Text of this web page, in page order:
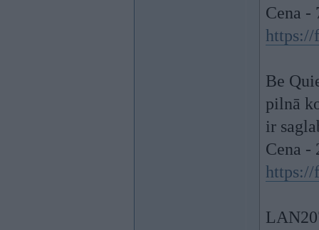
Cena -
https://
Be
pilnā
ir
Cena -